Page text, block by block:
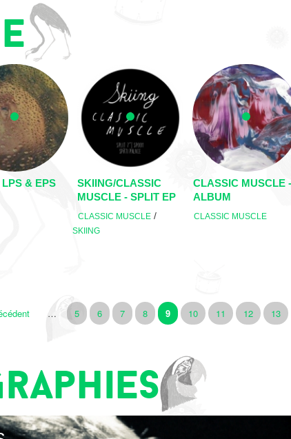
& EPS
SKIING/CLASSIC
MUSCLE - SPLIT EP
CLASSIC MUSCLE /
SKIING
CLASSIC MUSCLE -
ALBUM
CLASSIC MUSCLE
… 5 6 7 8 9 10 11 12 13